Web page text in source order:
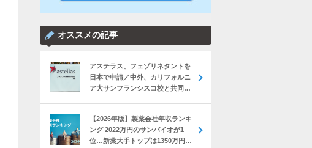
オススメの記事
アステラス、フェゾリネタントを
日本で申請／中外、カリフォルニ
ア大サンフランシスコ校と共同研
【2026年版】製薬会社年収ランキ
ング 2022万円のサンバイオが1
位…新薬大手トップは1350万円の